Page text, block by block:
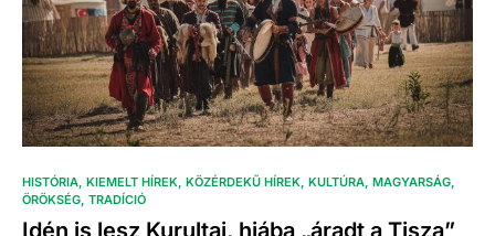
HISTÓRIA KIEMELT HÍREK KÖZÉRDEKŰ HÍREK KULTÚRA MAGYARSÁG
ÖRÖKSÉG TRADÍCIÓ
Idén is lesz Kurultaj, hiába „áradt a Tisza”